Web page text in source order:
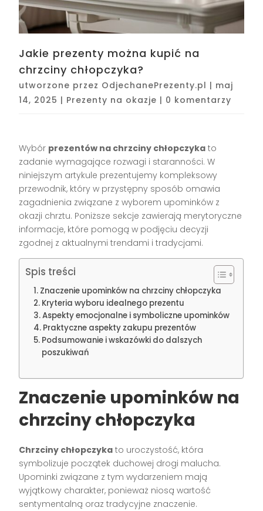
Jakie prezenty można kupić na
chrzciny chłopczyka?
utworzone przez OdjechanePrezenty.pl | maj
14, 2025 | Prezenty na okazje | 0 komentarzy
Wybór prezentów na chrzciny chłopczyka to
zadanie wymagające rozwagi i staranności. W
niniejszym artykule prezentujemy kompleksowy
przewodnik, który w przystępny sposób omawia
zagadnienia związane z wyborem upominków z
okazji chrztu. Poniższe sekcje zawierają merytoryczne
informacje, które pomogą w podjęciu decyzji
zgodnej z aktualnymi trendami i tradycjami.
Spis treści
Znaczenie upominków na chrzciny chłopczyka
Kryteria wyboru idealnego prezentu
Aspekty emocjonalne i symboliczne upominków
Praktyczne aspekty zakupu prezentów
Podsumowanie i wskazówki do dalszych
poszukiwań
Znaczenie upominków na
chrzciny chłopczyka
Chrzciny chłopczyka to uroczystość, która
symbolizuje początek duchowej drogi malucha.
Upominki związane z tym wydarzeniem mają
wyjątkowy charakter, ponieważ niosą wartość
sentymentalną oraz tradycyjne znaczenie.